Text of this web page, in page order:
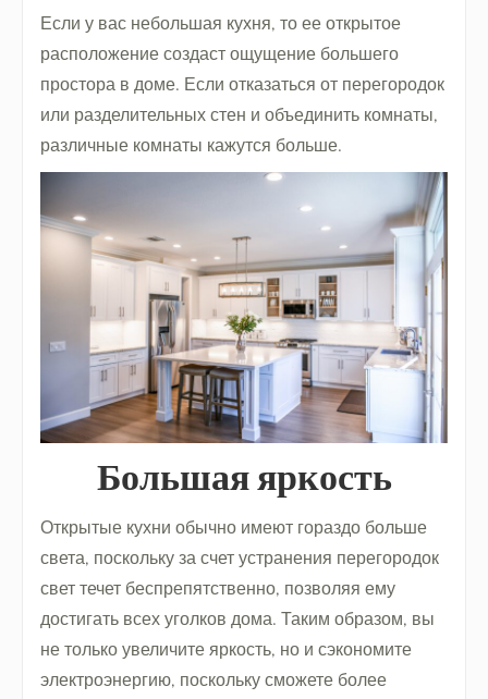
Если у вас небольшая кухня, то ее открытое
расположение создаст ощущение большего
простора в доме. Если отказаться от перегородок
или разделительных стен и объединить комнаты,
различные комнаты кажутся больше.
Большая яркость
Открытые кухни обычно имеют гораздо больше
света, поскольку за счет устранения перегородок
свет течет беспрепятственно, позволяя ему
достигать всех уголков дома. Таким образом, вы
не только увеличите яркость, но и сэкономите
электроэнергию, поскольку сможете более